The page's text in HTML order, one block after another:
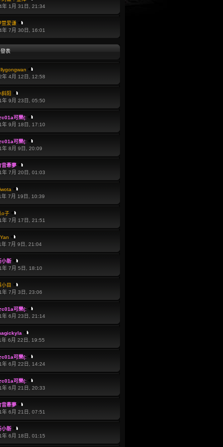
年 1月 31日, 21:34
萱爱谦
年 7月 30日, 16:01
表
年 4月 12日, 12:58
斜阳
年 9月 23日, 05:50
可樂(:
年 9月 18日, 17:10
可樂(:
年 8月 9日, 20:09
音牽夢
年 7月 20日, 01:03
年 7月 19日, 10:39
o子
年 7月 17日, 21:51
年 7月 9日, 21:04
小新
年 7月 5日, 18:10
小目
年 7月 3日, 23:06
可樂(:
年 6月 23日, 21:14
年 6月 22日, 19:55
可樂(:
年 6月 22日, 14:24
可樂(:
年 6月 21日, 20:33
音牽夢
年 6月 21日, 07:51
小新
年 6月 18日, 01:15